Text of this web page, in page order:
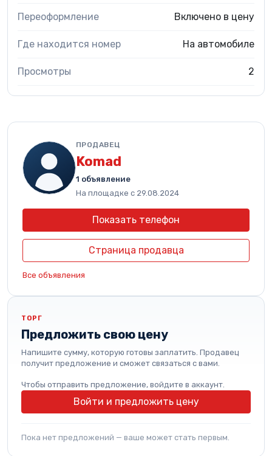
Переоформление Включено в цену
Где находится номер На автомобиле
Просмотры 2
ПРОДАВЕЦ
Komad
1 объявление
На площадке с 29.08.2024
Показать телефон
Страница продавца
Все объявления
ТОРГ
Предложить свою цену
Напишите сумму, которую готовы заплатить. Продавец
получит предложение и сможет связаться с вами.
Чтобы отправить предложение, войдите в аккаунт.
Войти и предложить цену
Пока нет предложений — ваше может стать первым.